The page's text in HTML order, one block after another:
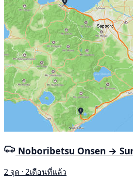
Noboribetsu Onsen →
2 จุด · 2เดือนที่แล้ว